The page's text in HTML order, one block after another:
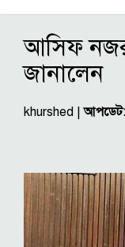
আসিফ
জানালেন
khurshed |আপডেট: